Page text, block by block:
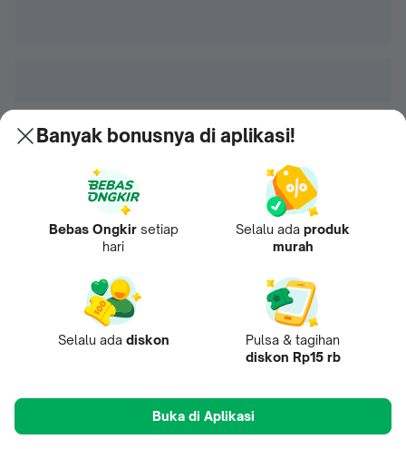
Banyak bonusnya di aplikasi!
Bebas Ongkir setiap
hari
Selalu ada produk
murah
Selalu ada diskon
Pulsa & tagihan
diskon Rp15 rb
Buka di Aplikasi